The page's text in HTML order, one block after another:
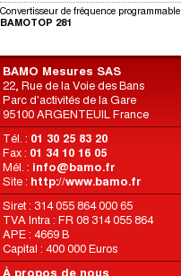
Convertisseur de fréquence programmable
BAMOTOP 281
BAMO Mesures SAS
22, Rue de la Voie des Bans
Parc d'activités de la Gare
95100 ARGENTEUIL France
Tél. : 01 30 25 83 20
Fax : 01 34 10 16 05
Mél. : info@bamo.fr
Site : http://www.bamo.fr
Siret : 314 055 864 000 65
TVA Intra : FR 08 314 055 864
APE : 4669 B
Capital : 400 000 Euros
À propos de nous